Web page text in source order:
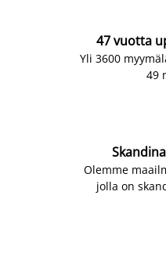
47 vuotta
Yli 3600
49
Olemme
jolla on